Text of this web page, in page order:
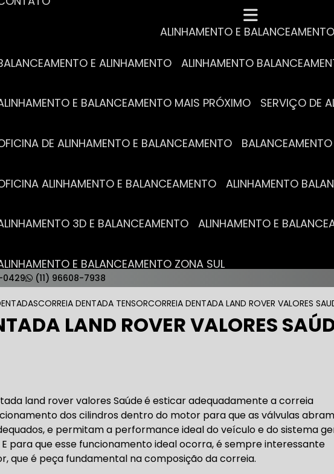
POR QUE A REVISÃO AUTOMOTIVA É ESSENCIAL PARA O
SERVIÇO DE ALINHAMENTO E BALANCEAMENTO: O QUE VOCÊ
VANTAGENS ESSENCIAIS DA TROCA DE ÓLEO PARA A SAÚDE DO
ALINHAMENTO E
BALANCEAMENTO E ALINHAMENTO ALINHAMENTO
ALINHAMENTO E BALANCEAMENTO MAIS PRÓXIMO SERVIÇO DE
OFICINA DE ALINHAMENTO E BALANCEAMENTO
OFICINA ALINHAMENTO E BALANCEAMENTO ALINHAMENTO
ALINHAMENTO 3D E BALANCEAMENTO ALINHAMENTO E
ALINHAMENTO E BALANCEAMENTO ZONA SUL
AUTO ELÉTRICA MAIS PRÓXIMO AUTO ELÉTRICA AUTOMOTIVA
AUTO ELÉTRICO TROCA DE BATERIA OFICINA AUTO ELÉTRICA
AUTO ELÉTRICA ABERTA HOJE AUTO ELÉTRICA SOCORRO
0429 (11) 96608-7938
CORREIA DENTADA TENSORCORREIA DENTADA LAND ROVER VALORES
LAND ROVER VALORES
land rover valores Saúdeé esticar adequadamente a correia
dos cilindros dentro do motor para que as válvulas
e permitam a performance ideal do veículo e do sistema
para que esse funcionamento ideal ocorra, é sempre interessante
que é peça fundamental na composição da correia.